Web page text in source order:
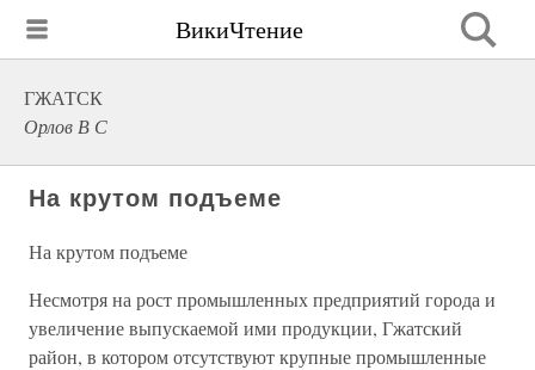
ВикиЧтение
ГЖАТСК
Орлов В С
На крутом подъеме
На крутом подъеме
Несмотря на рост промышленных предприятий города и
увеличение выпускаемой ими продукции, Гжатский
район, в котором отсутствуют крупные промышленные